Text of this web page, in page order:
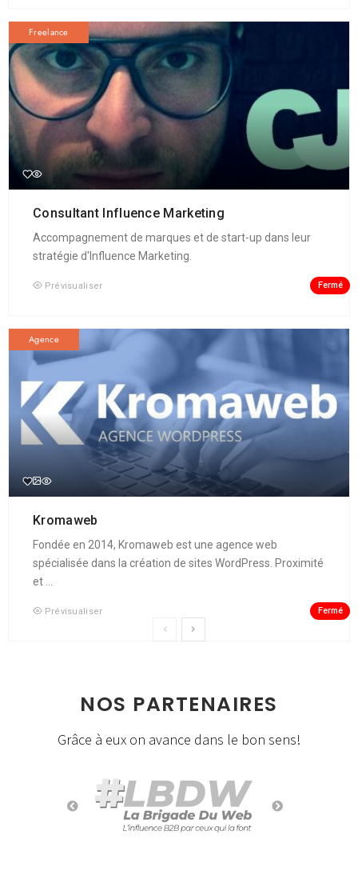
Freelance
Consultant Influence Marketing
Accompagnement de marques et de start-up dans leur
stratégie d'Influence Marketing.
Prévisualiser Fermé
Agence
Kromaweb
Fondée en 2014, Kromaweb est une agence web
spécialisée dans la création de sites WordPress. Proximité
et ...
Prévisualiser Fermé
NOS PARTENAIRES
Grâce à eux on avance dans le bon sens!